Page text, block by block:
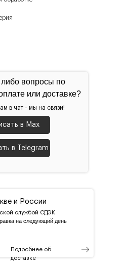
либо вопросы по
или доставке?
в чат - мы на связи!
в Max
в Telegram
и России
службой СДЭК
на следующий день
Подробнее об
доставке